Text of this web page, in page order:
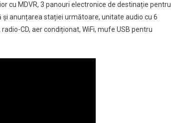
cu MDVR, 3 panouri electronice de destinație pentru
anunțarea stației următoare, unitate audio cu 6
CD, aer condiționat, WiFi, mufe USB pentru